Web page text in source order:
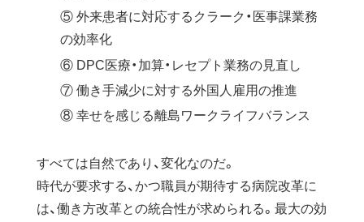
⑤ 外来患者に対応するクラーク・医事課業務
の効率化
⑥ DPC医療・加算・レセプト業務の見直し
⑦ 働き手減少に対する外国人雇用の推進
⑧ 幸せを感じる離島ワークライフバランス
すべては自然であり、変化なのだ。
時代が要求する、かつ職員が期待する病院改革に
は、働き方改革との統合性が求められる。最大の効